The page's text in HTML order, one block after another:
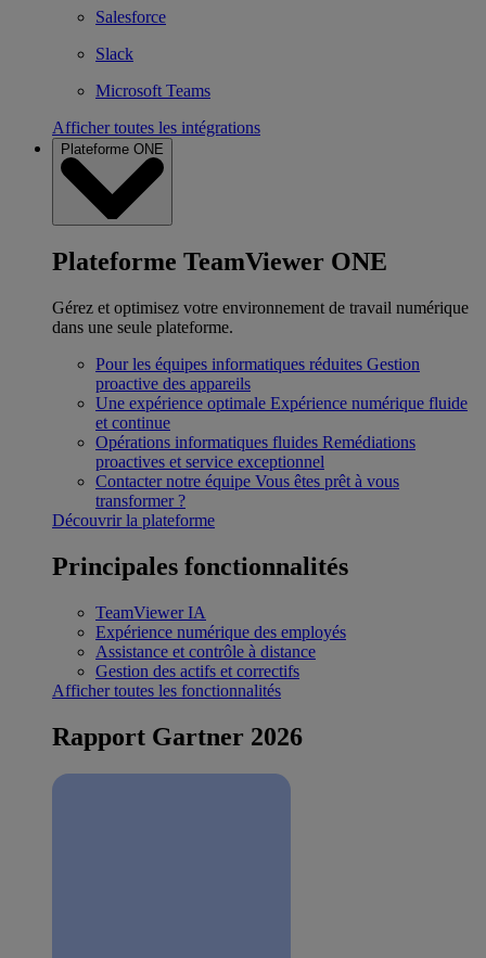
Salesforce
Slack
Microsoft Teams
Afficher toutes les intégrations
Plateforme ONE
Plateforme TeamViewer ONE
Gérez et optimisez votre environnement de travail numérique
dans une seule plateforme.
Pour les équipes informatiques réduites Gestion
proactive des appareils
Une expérience optimale Expérience numérique fluide
et continue
Opérations informatiques fluides Remédiations
proactives et service exceptionnel
Contacter notre équipe Vous êtes prêt à vous
transformer ?
Découvrir la plateforme
Principales fonctionnalités
TeamViewer IA
Expérience numérique des employés
Assistance et contrôle à distance
Gestion des actifs et correctifs
Afficher toutes les fonctionnalités
Rapport Gartner 2026